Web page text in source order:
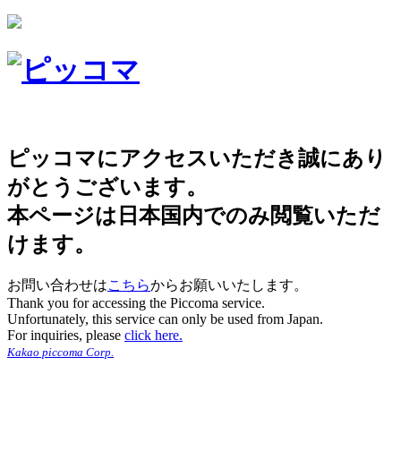
ピッコマにアクセスいただき誠にあり
がとうございます。
本ページは日本国内でのみ閲覧いただ
けます。
お問い合わせはこちらからお願いいたします。
Thank you for accessing the Piccoma service.
Unfortunately, this service can only be used from Japan.
For inquiries, please click here.
Kakao piccoma Corp.